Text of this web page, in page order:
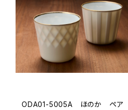
ODA01-5005A ほのか ペア